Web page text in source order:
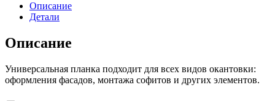
Описание
Детали
Описание
Универсальная планка подходит для всех видов окантовки:
оформления фасадов, монтажа софитов и других элементов.